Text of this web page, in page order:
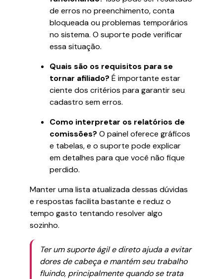
de erros no preenchimento, conta
bloqueada ou problemas temporários
no sistema. O suporte pode verificar
essa situação.
Quais são os requisitos para se
tornar afiliado? É importante estar
ciente dos critérios para garantir seu
cadastro sem erros.
Como interpretar os relatórios de
comissões? O painel oferece gráficos
e tabelas, e o suporte pode explicar
em detalhes para que você não fique
perdido.
Manter uma lista atualizada dessas dúvidas
e respostas facilita bastante e reduz o
tempo gasto tentando resolver algo
sozinho.
Ter um suporte ágil e direto ajuda a evitar
dores de cabeça e mantém seu trabalho
fluindo, principalmente quando se trata